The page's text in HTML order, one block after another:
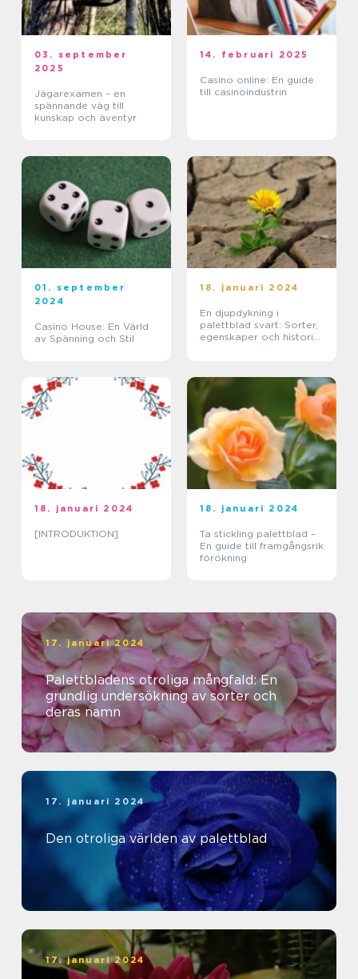
03. september
2025
Jägarexamen – en
spännande väg till
kunskap och äventyr
14. februari 2025
Casino online: En guide
till casinoindustrin
01. september
2024
Casino House: En Värld
av Spänning och Stil
18. januari 2024
En djupdykning i
palettblad svart: Sorter,
egenskaper och historisk
18. januari 2024
[INTRODUKTION]
18. januari 2024
Ta stickling palettblad –
En guide till framgångsrik
förökning
17. januari 2024
Palettbladens otroliga mångfald: En
grundlig undersökning av sorter och
deras namn
17. januari 2024
Den otroliga världen av palettblad
17. januari 2024